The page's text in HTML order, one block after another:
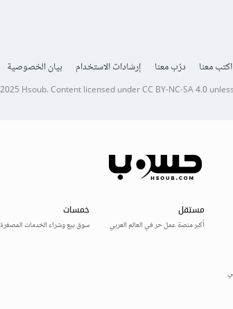
اكتب معنا درّب معنا إرشادات الاستخدام بيان الخصوصية
Hsoub.Content licensed underCC BY-NC-SA 4.0